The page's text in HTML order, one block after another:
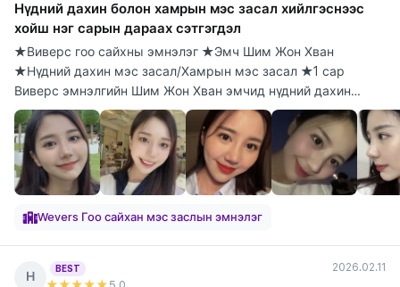
Нүдний дахин болон хамрын мэс засал хийлгэснээс
хойш нэг сарын дараах сэтгэгдэл
★Виверс гоо сайхны эмнэлэг ★Эмч Шим Жон Хван
★Нүдний дахин мэс засал/Хамрын мэс засал ★1 сар
Виверс эмнэлгийн Шим Жон Хван эмчид нүдний дахин
болон х...
Wevers Гоо сайхан мэс заслын эмнэлэг
Н
BEST 2026.02.11